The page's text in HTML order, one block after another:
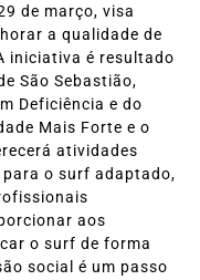
de março, visa
a qualidade de
iniciativa é resultado
São Sebastião,
Deficiência e do
Mais Forte e o
atividades
o surf adaptado,
aos
o surf de forma
social é um passo